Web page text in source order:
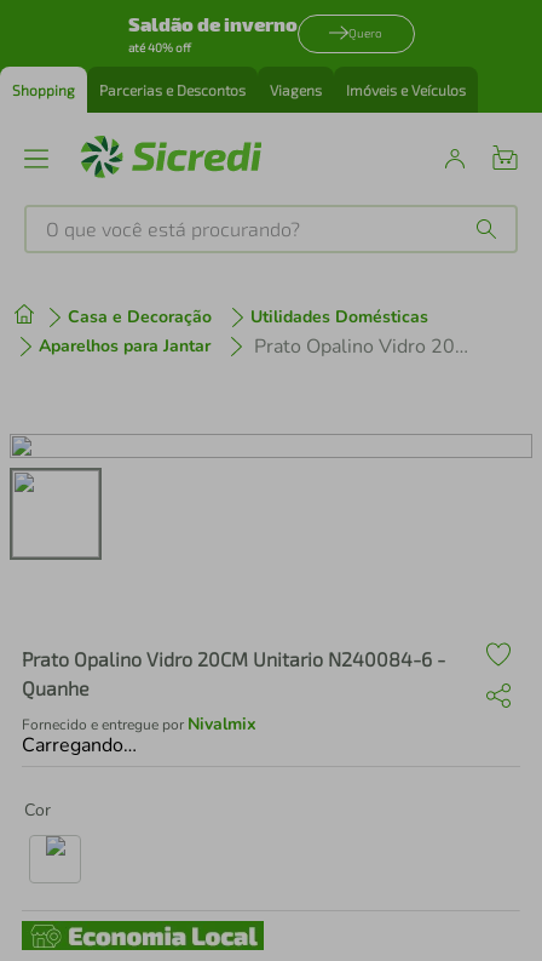
Saldão de inverno
até 40% off
Quero
Shopping Parcerias e Descontos Viagens Imóveis e Veículos
O que você está procurando?
Casa e Decoração
Utilidades Domésticas
Aparelhos para Jantar
Prato Opalino Vidro 20CM Unitario N240084-6 - Quanhe
Prato Opalino Vidro 20CM Unitario N240084-6 -
Quanhe
Fornecido e entregue por Nivalmix
Carregando…
Cor
1º tenis
3º